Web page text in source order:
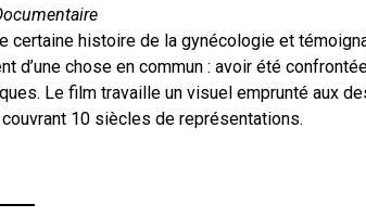
certaine histoire de la gynécologie et
d’une chose en commun : avoir été
Le film travaille un visuel emprunté aux
10 siècles de représentations.